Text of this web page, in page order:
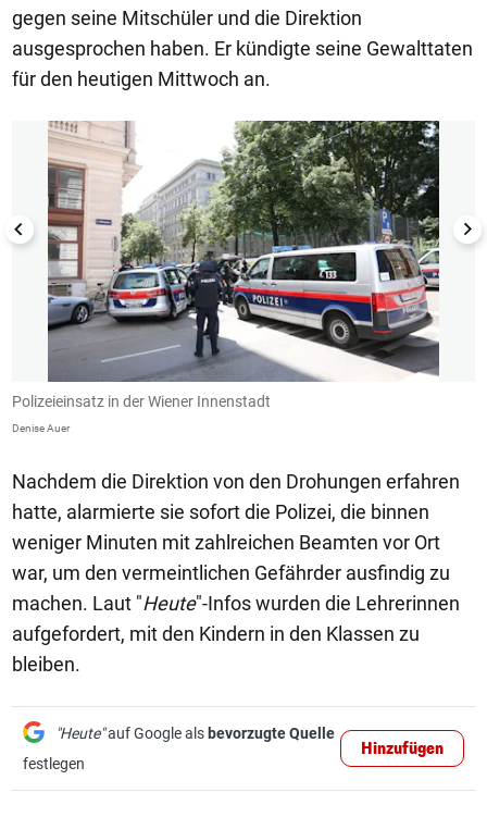
gegen seine Mitschüler und die Direktion
ausgesprochen haben. Er kündigte seine Gewalttaten
für den heutigen Mittwoch an.
1/4
Polizeieinsatz in der Wiener Innenstadt
Denise Auer
Nachdem die Direktion von den Drohungen erfahren
hatte, alarmierte sie sofort die Polizei, die binnen
weniger Minuten mit zahlreichen Beamten vor Ort
war, um den vermeintlichen Gefährder ausfindig zu
machen. Laut "Heute"-Infos wurden die Lehrerinnen
aufgefordert, mit den Kindern in den Klassen zu
bleiben.
"Heute"auf Google als bevorzugte Quelle
festlegen
Hinzufügen